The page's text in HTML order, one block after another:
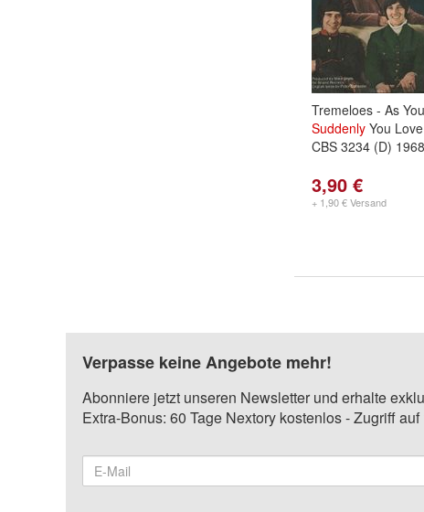
Tremeloes - As
Suddenly You
CBS 3234 (D) 1968
3,90 €
+ 1,90 € Versand
Verpasse keine Angebote mehr!
Abonniere jetzt unseren Newsletter und erhalte
Extra-Bonus: 60 Tage Nextory kostenlos - Zugriff